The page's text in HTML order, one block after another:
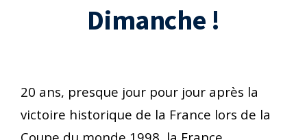
Dimanche !
20 ans, presque jour pour jour après la
victoire historique de la France lors de la